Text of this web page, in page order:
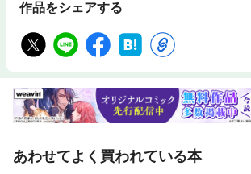
作品をシェアする
あわせてよく買われている本